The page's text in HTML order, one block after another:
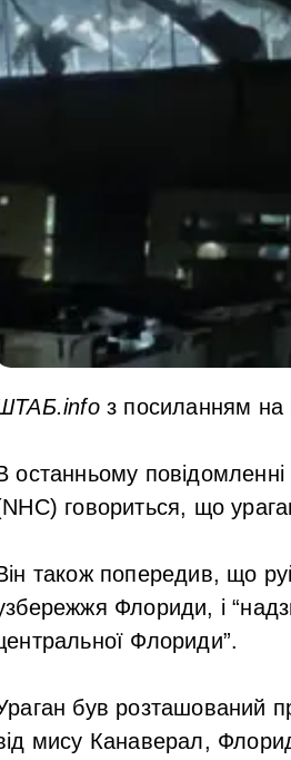
з посиланням на
останньому
говориться, що
також попередив, що
Флориди, і
Флориди”.
був розташований
мису Канаверал,